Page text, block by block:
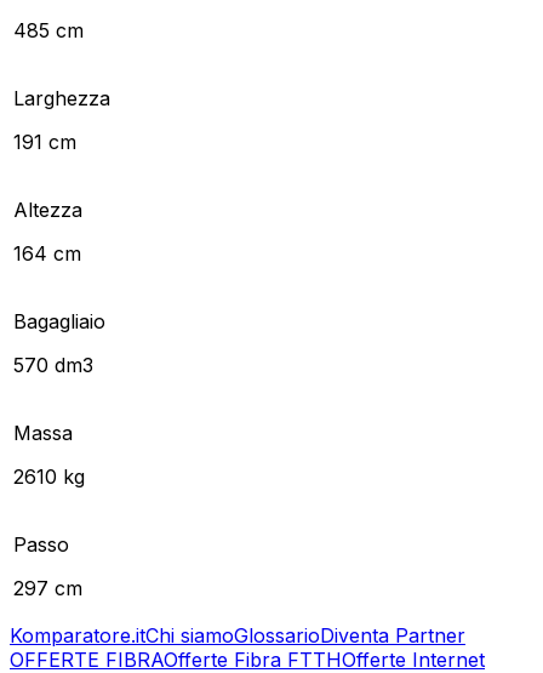
485 cm
Larghezza
191 cm
Altezza
164 cm
Bagagliaio
570 dm3
Massa
2610 kg
Passo
297 cm
Komparatore.itChi siamoGlossarioDiventa Partner
OFFERTE FIBRAOfferte Fibra FTTHOfferte Internet